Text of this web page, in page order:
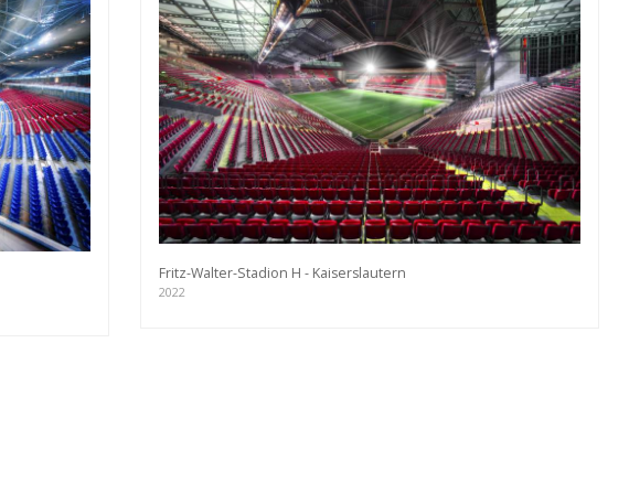
Fritz-Walter-Stadion H - Kaiserslautern
2022